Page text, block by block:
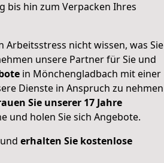
bis hin zum Verpacken Ihres
nicht wissen, was Sie
unsere Partner für Sie und
in Mönchengladbach mit einer
Dienste in Anspruch zu nehmen
Sie unserer 17 Jahre
und holen Sie sich Angebote.
erhalten Sie kostenlose